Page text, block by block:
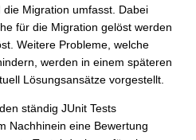
Migration umfasst. Dabei
für die Migration gelöst werden
Weitere Probleme, welche
werden in einem späteren
Lösungsansätze vorgestellt.
ständig JUnit Tests
Nachhinein eine Bewertung